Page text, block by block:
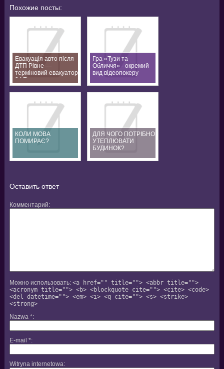
Похожие посты:
Евакуація авто після
ДТП Рівне —
терміновий евакуатор
24/7
Гра «Тузи та
Обличчя» - окремий
вид відеопокеру
КОЛИ МОВА
ПОМИРАЄ?
ДЛЯ ЧОГО ПОТРІБНО
УТЕПЛЮВАТИ
БУДИНОК?
Оставить ответ
Комментарий
Можно использовать: <a href="" title=""> <abbr title="">
<acronym title=""> <b> <blockquote cite=""> <cite> <code>
<del datetime=""> <em> <i> <q cite=""> <s> <strike>
<strong>
Nazwa *
E-mail *
Witryna internetowa